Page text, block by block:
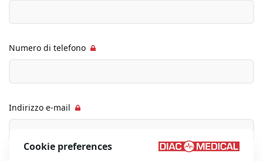
Numero di telefono
Indirizzo e-mail
Cookie preferences